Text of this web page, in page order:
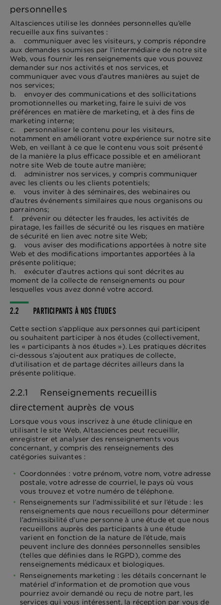
personnelles
Altasciences utilise les données personnelles qu’elle
recueille aux fins suivantes :
a. communiquer avec les visiteurs, y compris répondre
aux demandes soumises par l’intermédiaire de notre site
Web, vous fournir les renseignements que vous pouvez
demander sur nos activités et nos services, et
communiquer avec vous d’autres manières au sujet de
nos services;
b. envoyer des communications et des sollicitations
promotionnelles ou marketing, faire le suivi de vos
préférences en matière de marketing, et à des fins de
marketing interne;
c. personnaliser le contenu pour les visiteurs,
notamment en améliorant votre expérience sur notre site
Web, en veillant à ce que le contenu vous soit présenté
de la manière la plus efficace possible et en améliorant
notre site Web de toute autre manière;
d. administrer nos services, y compris communiquer
avec les clients ou les clients potentiels;
e. vous inviter à des séminaires, des webinaires ou
d’autres événements similaires que nous organisons ou
parrainons;
f. prévenir ou détecter les fraudes, les activités de
piratage, les failles de sécurité ou les risques en matière
de sécurité en lien avec notre site Web;
g. vous aviser des modifications apportées à notre site
Web et des modifications importantes apportées à la
présente politique;
h. exécuter d’autres actions qui sont décrites au
moment de la collecte de renseignements ou pour
lesquelles vous avez donné votre accord.
2.2 PARTICIPANTS À NOS ÉTUDES
Cette section s’applique aux personnes qui participent
ou souhaitent participer à nos études (collectivement,
les « participants à nos études »). Les pratiques décrites
ci-dessous s’ajoutent aux pratiques de collecte,
d’utilisation et de partage décrites ailleurs dans la
présente politique.
2.2.1 Renseignements recueillis
directement auprès de vous
Lorsque vous vous inscrivez à une étude clinique en
utilisant le site Web, Altasciences peut recueillir,
enregistrer et analyser des renseignements vous
concernant, y compris des renseignements des
catégories suivantes :
Coordonnées : votre prénom, votre nom, votre adresse
postale, votre adresse de courriel, le pays où vous
vous trouvez et votre numéro de téléphone.
Renseignements sur l’admissibilité et sur l’étude : les
renseignements que nous recueillons pour déterminer
l’admissibilité d’une personne à une étude et que nous
recueillons auprès des participants à une étude
varient en fonction de la nature de l’étude, mais
peuvent inclure des données personnelles sensibles
(telles que définies dans le RGPD), comme des
renseignements médicaux et biologiques.
Renseignements marketing : les détails concernant le
matériel d’information et de promotion que vous
pourriez avoir demandé ou reçu de notre part, les
services qui vous intéressent, la réception par vous de